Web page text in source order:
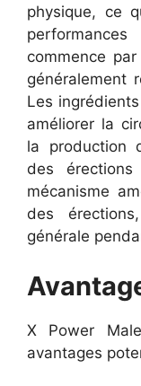
physique, ce
commence
généralement
Les
améliorer la
la production
des
mécanisme
des
générale
X Power
avantages